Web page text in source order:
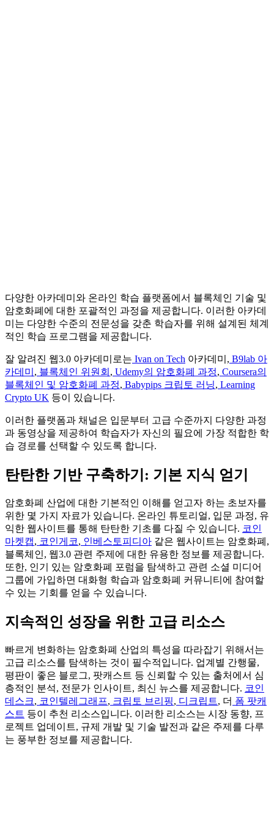
다양한 아카데미와 온라인 학습 플랫폼에서 블록체인 기술 및
암호화폐에 대한 포괄적인 과정을 제공합니다. 이러한 아카데
미는 다양한 수준의 전문성을 갖춘 학습자를 위해 설계된 체계
적인 학습 프로그램을 제공합니다.
잘 알려진 웹3.0 아카데미로는 Ivan on Tech 아카데미, B9lab 아
카데미 , 블록체인 위원회 , Udemy의 암호화폐 과정, Coursera의
블록체인 및 암호화폐 과정, Babypips 크립토 러닝, Learning
Crypto UK 등이 있습니다.
이러한 플랫폼과 채널은 입문부터 고급 수준까지 다양한 과정
과 동영상을 제공하여 학습자가 자신의 필요에 가장 적합한 학
습 경로를 선택할 수 있도록 합니다.
탄탄한 기반 구축하기: 기본 지식 얻기
암호화폐 산업에 대한 기본적인 이해를 얻고자 하는 초보자를
위한 몇 가지 자료가 있습니다. 온라인 튜토리얼, 입문 과정, 유
익한 웹사이트를 통해 탄탄한 기초를 다질 수 있습니다. 코인
마켓캡, 코인게코, 인베스토피디아 같은 웹사이트는 암호화폐,
블록체인, 웹3.0 관련 주제에 대한 유용한 정보를 제공합니다.
또한, 인기 있는 암호화폐 포럼을 탐색하고 관련 소셜 미디어
그룹에 가입하면 대화형 학습과 암호화폐 커뮤니티에 참여할
수 있는 기회를 얻을 수 있습니다.
지속적인 성장을 위한 고급 리소스
빠르게 변화하는 암호화폐 산업의 특성을 따라잡기 위해서는
고급 리소스를 탐색하는 것이 필수적입니다. 업계별 간행물,
평판이 좋은 블로그, 팟캐스트 등 신뢰할 수 있는 출처에서 심
층적인 분석, 전문가 인사이트, 최신 뉴스를 제공합니다. 코인
데스크, 코인텔레그래프, 크립토 브리핑, 디크립트, 더 폼 팟캐
스트 등이 추천 리소스입니다. 이러한 리소스는 시장 동향, 프
로젝트 업데이트, 규제 개발 및 기술 발전과 같은 주제를 다루
는 풍부한 정보를 제공합니다.